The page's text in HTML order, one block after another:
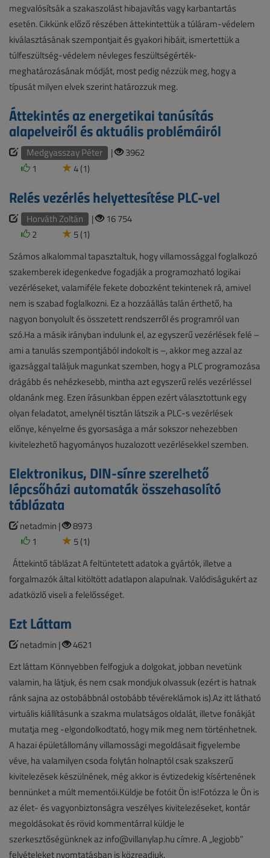
megvalósítsák a szakaszolást hibajavítás vagy karbantartás
esetén. Cikkünk előző részében áttekintettük a túláram-védelem
kiválasztásának szempontjait és gyakori hibáit, ismertettük a
túlfeszültség-védelem névleges feszültségérték-
meghatározásának módját, most pedig nézzük meg, hogy a
típusát milyen elvek szerint határozzuk meg.
Áttekintés az energetikai tanúsítás
alapelveiről és aktuális problémáiról
Medgyasszay Péter |
3962
1
4 (1)
Relés vezérlés helyettesítése PLC-vel
Horváth Zoltán |
16 754
2
5 (1)
Számos alkalommal tapasztaltuk, hogy villamossággal foglalkozó
szakemberek idegenkedve fogadják a programozható logikai
vezérléseket, valamiféle fekete dobozként tekintenek rá, amivel
nem is szabad foglalkozni. Ez a hozzáállás talán érthető, ha
nagyon bonyolult és összetett rendszerről és programról van
szó.Ha a másik irányban indulunk el, az egyszerű vezérlések felé –
ami a tanulás szempontjából indokolt is –, akkor meg azzal az
igazsággal találjuk magunkat szemben, hogy a PLC programozása
drágább és nehézkesebb, mintha azt egyszerű relés vezérléssel
oldanánk meg. Ezen írásunkban éppen ezért választottunk egy
olyan feladatot, amelynél tisztán látszik a PLC-s vezérlések
előnye, kényelme és gyorsasága a már sokszor nehezebben
kivitelezhető hagyományos huzalozott vezérlésekkel szemben.
Elektronikus, DIN-sínre szerelhető
lépcsőházi automaták összehasolító
táblázata
netadmin |
8973
1
5 (1)
Áttekintő táblázat A feltüntetett adatok a gyártók, illetve a
forgalmazók által kitöltött adatlapon alapulnak. Valódiságukért az
adatközlő viseli a felelősséget.
Ezt Láttam
netadmin |
4621
Ezt láttam Könnyebben felfogjuk a dolgokat, jobban nevetünk
valamin, ha látjuk, és nem csak mondjuk olvassuk (ezért is hatnak
ránk sajna az ostobábbnál ostobább tévéreklámok is).Az itt látható
virtuális kiállításunk a szakma mulatságos oldalát, illetve fonákját
mutatja meg -elgondolkodtató, hogy mik meg nem történhetnek.
A hazai épületállomány villamossági megoldásait figyelembe
véve, ha valamilyen csoda folytán holnaptól csak szakszerű
kivitelezések készülnének, még akkor is évtizedekig kísértenének
bennünket a múlt mementói.Küldje be fotóit Ön is!Fotózza le Ön is
az élet- és vagyonbiztonságra veszélyes kivitelezéseket, kontár
megoldásokat és rövid kommentárral küldje le
szerkesztőségünknek az info@villanylap.hu címre. A „legjobb”
felvételeket nyomtatásban is közreadjuk.